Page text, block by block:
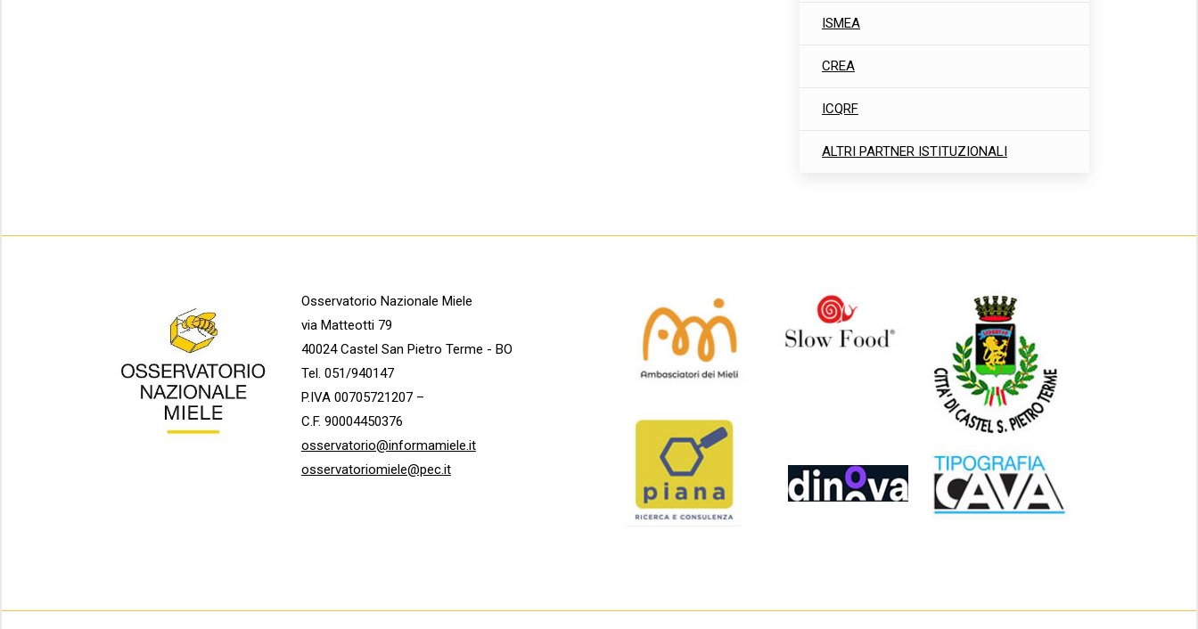
ISMEA
CREA
ICQRF
ALTRI PARTNER ISTITUZIONALI
Osservatorio Nazionale Miele
via Matteotti 79
40024 Castel San Pietro Terme - BO
Tel. 051/940147
P.IVA 00705721207 –
C.F. 90004450376
osservatorio@informamiele.it
osservatoriomiele@pec.it